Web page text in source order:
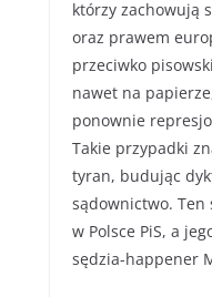
którzy zachowują
oraz prawem
przeciwko
nawet na
ponownie
Takie przypadki
tyran, budując
sądownictwo.
w Polsce PiS, a
sędzia-happener